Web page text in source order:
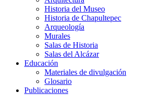
Historia del Museo
Historia de Chapultepec
Arqueología
Murales
Salas de Historia
Salas del Alcázar
Educación
Materiales de divulgación
Glosario
Publicaciones